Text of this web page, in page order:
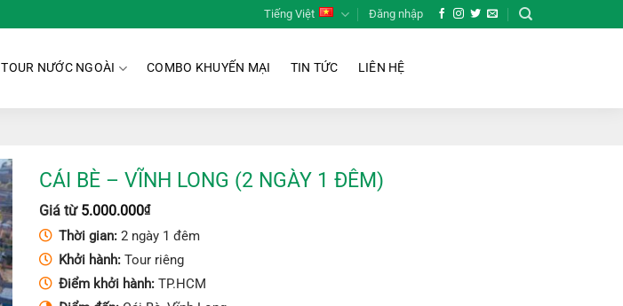
Tiếng Việt Đăng nhập
TOUR NƯỚC NGOÀI COMBO KHUYẾN MẠI TIN TỨC LIÊN HỆ
CÁI BÈ – VĨNH LONG (2 NGÀY 1 ĐÊM)
Giá từ 5.000.000₫
Thời gian: 2 ngày 1 đêm
Khởi hành: Tour riêng
Điểm khởi hành: TP.HCM